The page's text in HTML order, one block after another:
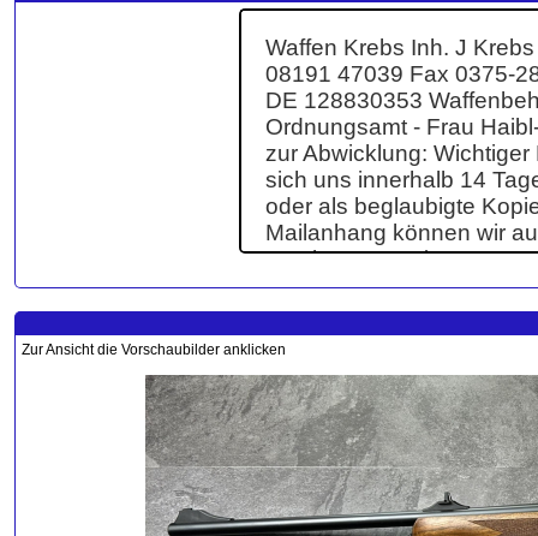
Zur Ansicht die Vorschaubilder anklicken